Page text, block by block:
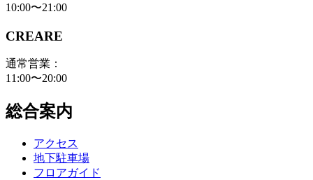
10:00〜21:00
CREARE
通常営業：
11:00〜20:00
総合案内
アクセス
地下駐車場
フロアガイド